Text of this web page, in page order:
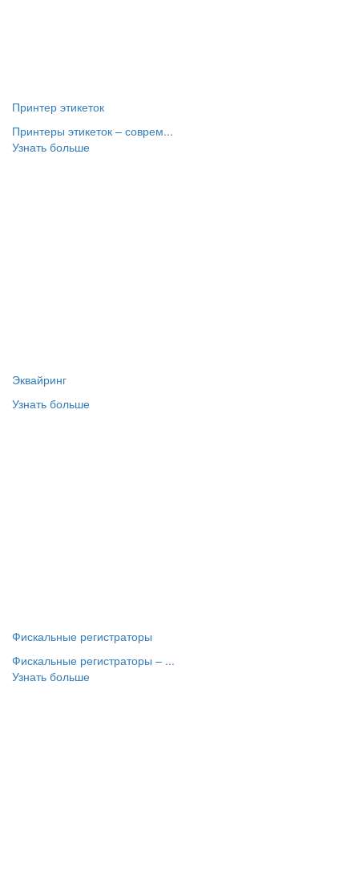
Принтер этикеток
Принтеры этикеток – соврем...
Узнать больше
Эквайринг
Узнать больше
Фискальные регистраторы
Фискальные регистраторы – ...
Узнать больше